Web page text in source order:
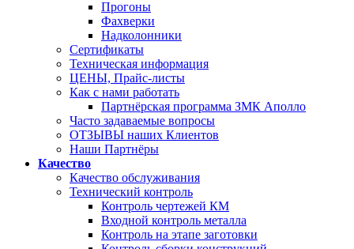
Прогоны
Фахверки
Надколонники
Сертификаты
Техническая информация
ЦЕНЫ, Прайс-листы
Как с нами работать
Партнёрская программа ЗМК Аполло
Часто задаваемые вопросы
ОТЗЫВЫ наших Клиентов
Наши Партнёры
Качество
Качество обслуживания
Технический контроль
Контроль чертежей КМ
Входной контроль металла
Контроль на этапе заготовки